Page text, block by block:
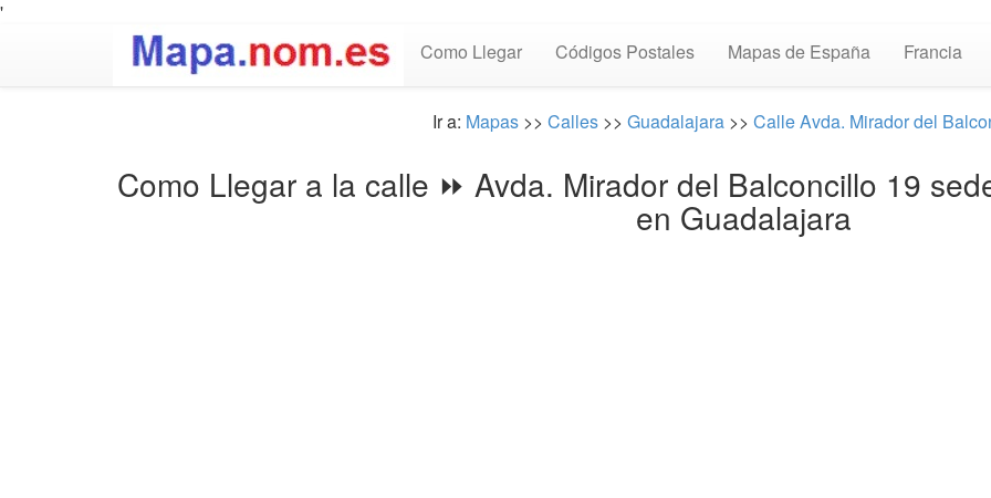
'
Como Llegar
Códigos Postales Mapas de España Francia
Ir a: Mapas >> Calles >> Guadalajara >> Calle Avda. Mirador del
Como Llegar a la calle ⏩ Avda. Mirador del Balconcillo 19
en Guadalajara